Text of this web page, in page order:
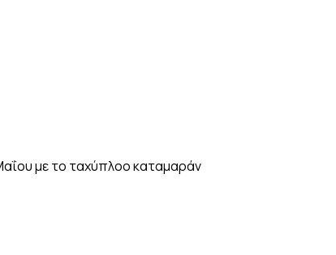
με το ταχύπλοο καταμαράν